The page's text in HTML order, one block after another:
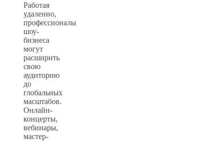
Работая
удаленно,
профессионалы
шоу-
бизнеса
могут
расширить
свою
аудиторию
до
глобальных
масштабов.
Онлайн-
концерты,
вебинары,
мастер-